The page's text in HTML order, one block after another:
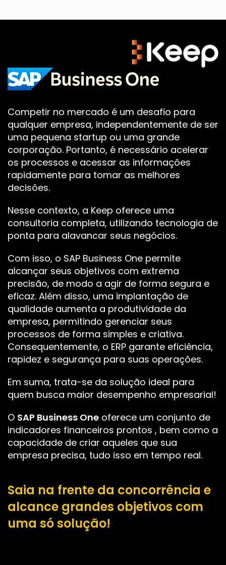
Competir no mercado é um desafio para
qualquer empresa, independentemente de ser
uma pequena startup ou uma grande
corporação. Portanto, é necessário acelerar
os processos e acessar as informações
rapidamente para tomar as melhores
decisões.
Nesse contexto, a Keep oferece uma
consultoria completa, utilizando tecnologia de
ponta para alavancar seus negócios.
Com isso, o SAP Business One permite
alcançar seus objetivos com extrema
precisão, de modo a agir de forma segura e
eficaz. Além disso, uma implantação de
qualidade aumenta a produtividade da
empresa, permitindo gerenciar seus
processos de forma simples e criativa.
Consequentemente, o ERP garante eficiência,
rapidez e segurança para suas operações.
Em suma, trata-se da solução ideal para
quem busca maior desempenho empresarial!
O SAP Business One oferece um conjunto de
indicadores financeiros prontos , bem como a
capacidade de criar aqueles que sua
empresa precisa, tudo isso em tempo real.
Saia na frente da concorrência e
alcance grandes objetivos com
uma só solução!